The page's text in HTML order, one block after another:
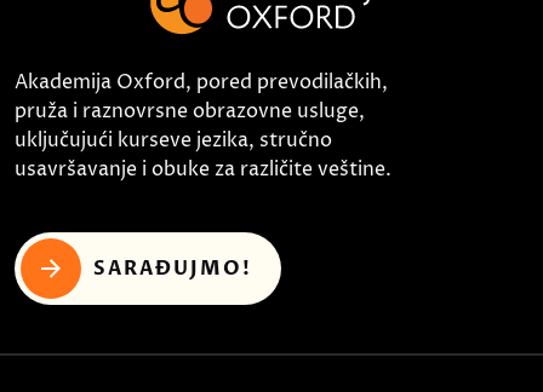
Akademija Oxford, pored prevodilačkih,
pruža i raznovrsne obrazovne usluge,
uključujući kurseve jezika, stručno
usavršavanje i obuke za različite veštine.
SARAĐUJMO!